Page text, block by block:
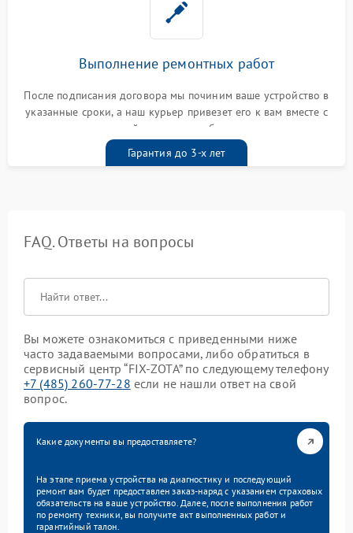
Выполнение ремонтных работ
После подписания договора мы починим ваше устройство в
указанные сроки, а наш курьер привезет его к вам вместе с
гарантийным талоном бесплатно
Гарантия до 3-х лет
FAQ. Ответы на вопросы
Вы можете ознакомиться с приведенными ниже
часто задаваемыми вопросами, либо обратиться в
сервисный центр “FIX-ZOTA” по следующему телефону
+7 (485) 260-77-28 если не нашли ответ на свой
вопрос.
Какие документы вы предоставляете?
На этапе приема устройства на диагностику и последующий
ремонт вам будет предоставлен заказ-наряд с указанием страховых
обязательств на ваше устройство. Далее, после выполнения работ
по ремонту техники, вы получите акт выполненных работ и
гарантийный талон.